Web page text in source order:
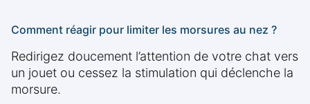
Comment réagir pour limiter les morsures au nez ?
Redirigez doucement l’attention de votre chat vers
un jouet ou cessez la stimulation qui déclenche la
morsure.